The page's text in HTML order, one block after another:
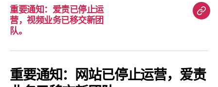
重要通知：爱责已停止运
营，视频业务已移交新团
队。
重
知：
爱
责
重要通知：网站已停止运营，爱责